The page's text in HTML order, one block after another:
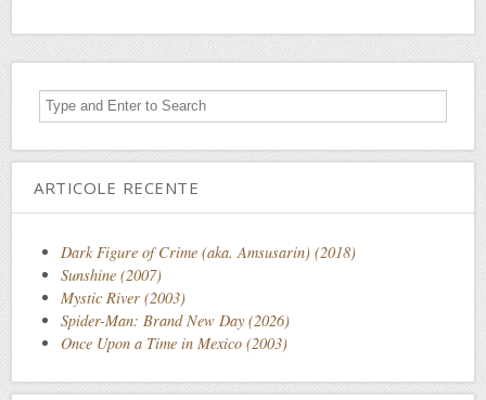
ARTICOLE RECENTE
Dark Figure of Crime (aka. Amsusarin) (2018)
Sunshine (2007)
Mystic River (2003)
Spider-Man: Brand New Day (2026)
Once Upon a Time in Mexico (2003)